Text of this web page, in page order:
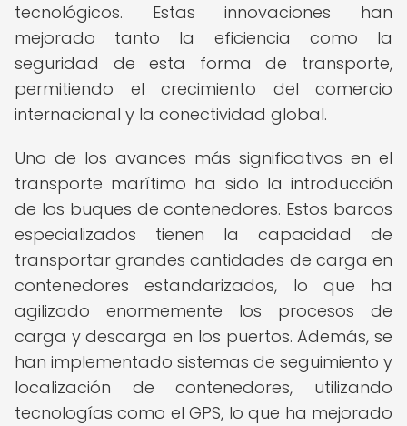
tecnológicos. Estas innovaciones han
mejorado tanto la eficiencia como la
seguridad de esta forma de transporte,
permitiendo el crecimiento del comercio
internacional y la conectividad global.
Uno de los avances más significativos en el
transporte marítimo ha sido la introducción
de los buques de contenedores. Estos barcos
especializados tienen la capacidad de
transportar grandes cantidades de carga en
contenedores estandarizados, lo que ha
agilizado enormemente los procesos de
carga y descarga en los puertos. Además, se
han implementado sistemas de seguimiento y
localización de contenedores, utilizando
tecnologías como el GPS, lo que ha mejorado